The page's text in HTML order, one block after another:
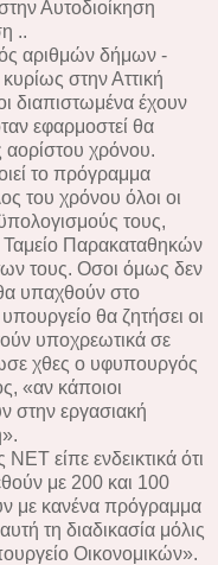
Αυτοδιοίκηση
..
αριθμών δήμων -
στην Αττική
διαπιστωμένα έχουν
εφαρμοστεί θα
χρόνου.
το πρόγραμμα
του χρόνου όλοι οι
τους,
Ταμείο Παρακαταθηκών
τους. Οσοι όμως δεν
υπαχθούν στο
θα ζητήσει οι
υποχρεωτικά σε
χθες ο υφυπουργός
«αν κάποιοι
στην εργασιακή
είπε ενδεικτικά ότι
με 200 και 100
με κανένα πρόγραμμα
τη διαδικασία μόλις
Οικονομικών».